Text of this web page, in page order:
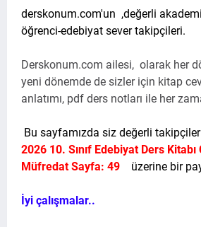
derskonum.com'un ,değerli
öğrenci-edebiyat sever takipçileri.
Derskonum.com ailesi, olarak her
yeni dönemde de sizler için kitap
anlatımı, pdf ders notları ile her
Bu sayfamızda siz değerli
2026 10. Sınıf Edebiyat Ders Kitabı
Müfredat Sayfa: 49
üzerine bir
İyi çalışmalar..